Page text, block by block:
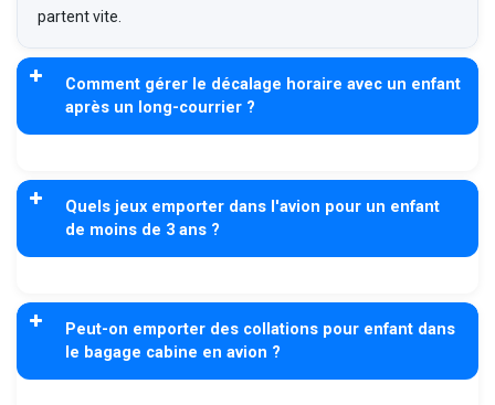
partent vite.
Comment gérer le décalage horaire avec un enfant
après un long-courrier ?
Quels jeux emporter dans l'avion pour un enfant
de moins de 3 ans ?
Peut-on emporter des collations pour enfant dans
le bagage cabine en avion ?